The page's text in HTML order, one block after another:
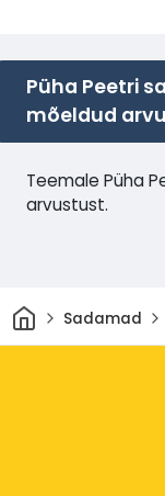
Püha Peetri
mõeldud
Teemale Püha
arvustust.
Avaleht
Sadamad